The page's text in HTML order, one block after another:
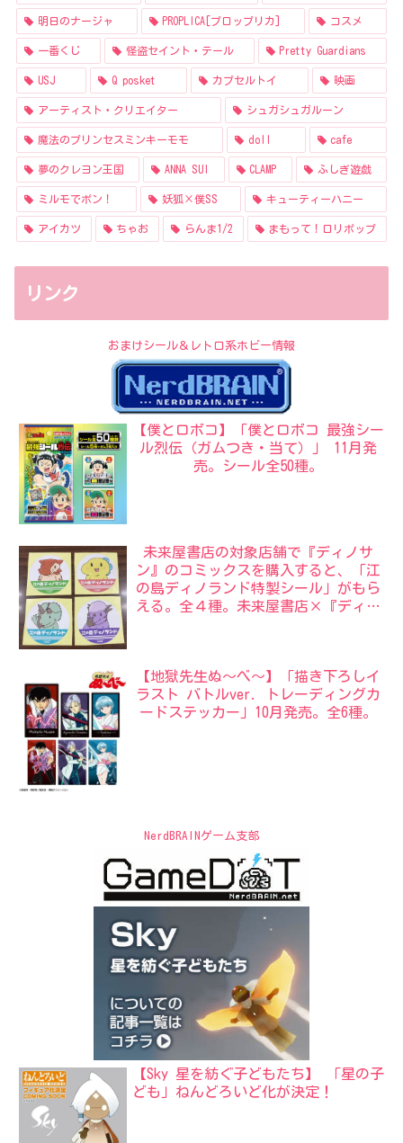
明日のナージャ PROPLICA[プロップリカ] コスメ
一番くじ 怪盗セイント・テール Pretty Guardians
USJ Q posket カプセルトイ 映画
アーティスト・クリエイター シュガシュガルーン
魔法のプリンセスミンキーモモ doll cafe
夢のクレヨン王国 ANNA SUI CLAMP ふしぎ遊戯
ミルモでポン！ 妖狐×僕SS キューティーハニー
アイカツ ちゃお らんま1/2 まもって！ロリポップ
リンク
おまけシール＆レトロ系ホビー情報
【僕とロボコ】「僕とロボコ 最強シー
ル烈伝（ガムつき・当て）」 11月発
売。シール全50種。
未来屋書店の対象店舗で『ディノサ
ン』のコミックスを購入すると、「江
の島ディノランド特製シール」がもら
える。全４種。未来屋書店×『ディノ
【地獄先生ぬ〜べ〜】「描き下ろしイ
ラスト バトルver. トレーディングカ
ードステッカー」10月発売。全6種。
NerdBRAINゲーム支部
【Sky 星を紡ぐ子どもたち】 「星の子
ども」ねんどろいど化が決定！